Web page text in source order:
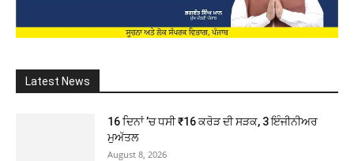
Latest News
16 ਦਿਨਾਂ ’ਚ ਧਸੀ ₹16 ਕਰੋੜ ਦੀ ਸੜਕ, 3 ਇੰਜੀਨੀਅਰ
ਮੁਅੱਤਲ
August 8, 2026